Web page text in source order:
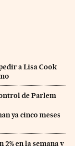
a Lisa Cook
de Parlem
ya cinco meses
en la semana y